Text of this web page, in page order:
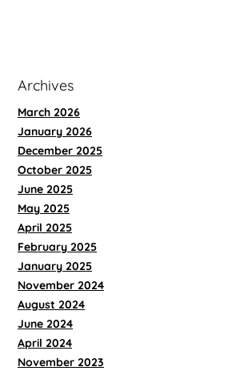
Archives
March 2026
January 2026
December 2025
October 2025
June 2025
May 2025
April 2025
February 2025
January 2025
November 2024
August 2024
June 2024
April 2024
November 2023